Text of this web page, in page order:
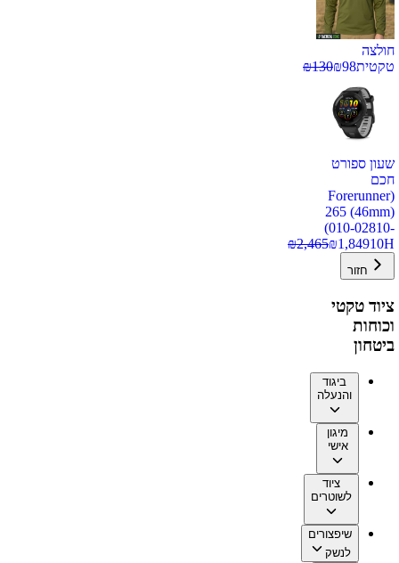
חולצה
טקטית
₪98
₪130
שעון ספורט
חכם
(Forerunner
265 (46mm)
(010-02810-
10H
₪1,849
₪2,465
חזור
ציוד טקטי
וכוחות
ביטחון
ביגוד
והנעלה
מיגון
אישי
ציוד
לשוטרים
שיפצורים
לנשק